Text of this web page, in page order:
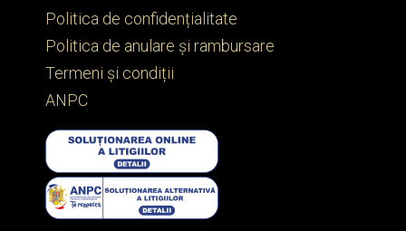
Politica de confidențialitate
Politica de anulare și rambursare
Termeni și condiții
ANPC